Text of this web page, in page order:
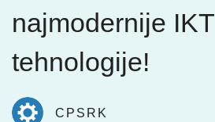
najmodernije IKT
tehnologije!
CPSRK